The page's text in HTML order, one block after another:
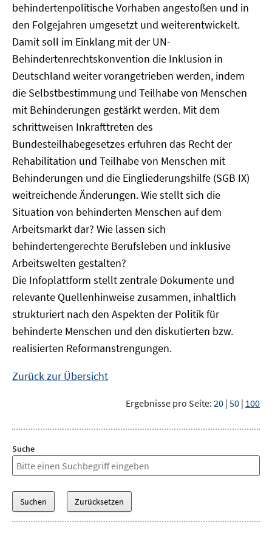
behindertenpolitische Vorhaben angestoßen und in
den Folgejahren umgesetzt und weiterentwickelt.
Damit soll im Einklang mit der UN-
Behindertenrechtskonvention die Inklusion in
Deutschland weiter vorangetrieben werden, indem
die Selbstbestimmung und Teilhabe von Menschen
mit Behinderungen gestärkt werden. Mit dem
schrittweisen Inkrafttreten des
Bundesteilhabegesetzes erfuhren das Recht der
Rehabilitation und Teilhabe von Menschen mit
Behinderungen und die Eingliederungshilfe (SGB IX)
weitreichende Änderungen. Wie stellt sich die
Situation von behinderten Menschen auf dem
Arbeitsmarkt dar? Wie lassen sich
behindertengerechte Berufsleben und inklusive
Arbeitswelten gestalten?
Die Infoplattform stellt zentrale Dokumente und
relevante Quellenhinweise zusammen, inhaltlich
strukturiert nach den Aspekten der Politik für
behinderte Menschen und den diskutierten bzw.
realisierten Reformanstrengungen.
Zurück zur Übersicht
Ergebnisse pro Seite: 20 | 50 | 100
Suche